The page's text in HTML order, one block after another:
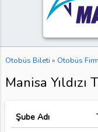
Otobüs Bileti » Otobüs
Manisa
Şube Adı